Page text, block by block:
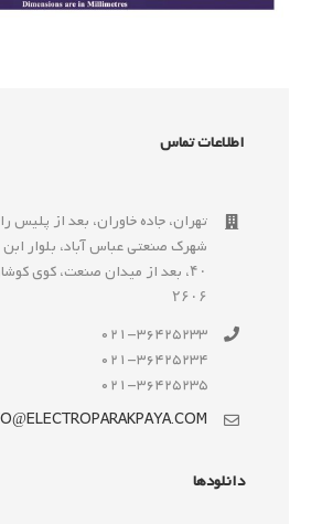
اطلاعات تماس
تهران، جاده خاوران، بعد از پليس
شهرک صنعتى عباس آباد، بلوار ابن
۲۶۰۶
021-36425233
021-36425234
021-36425235
دانلودها